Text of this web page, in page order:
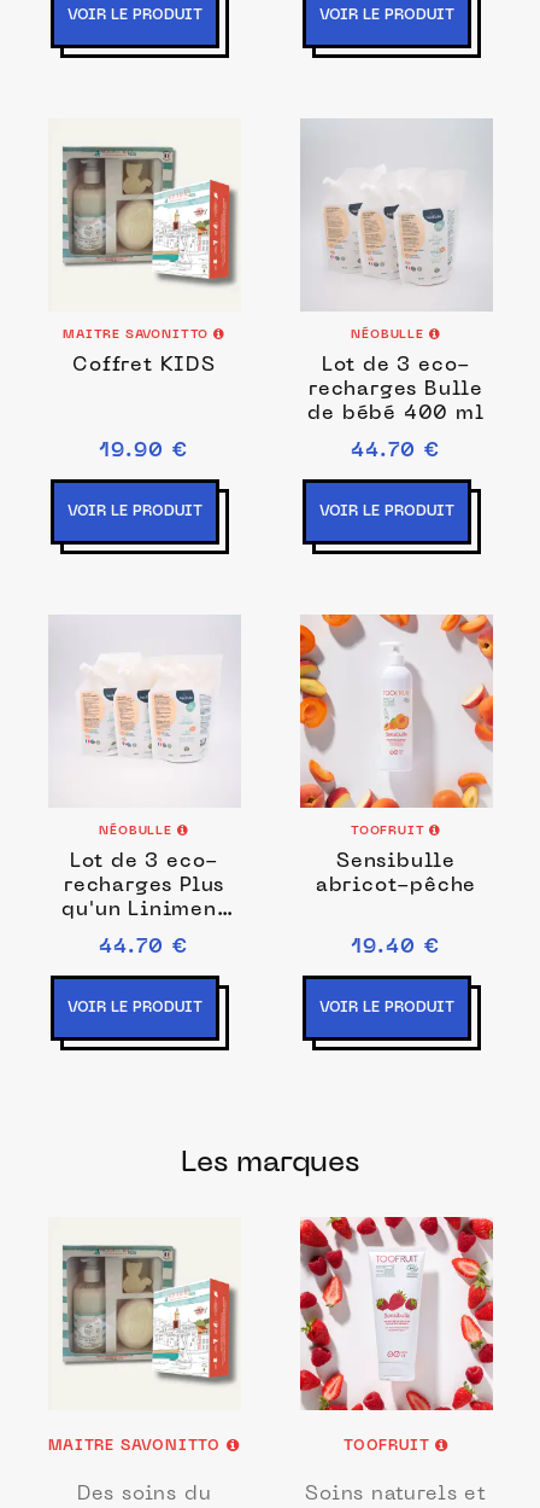
VOIR LE PRODUIT VOIR LE PRODUIT
MAITRE SAVONITTO
Coffret KIDS
19.90 €
VOIR LE PRODUIT
NÉOBULLE
Lot de 3 eco-
recharges Bulle
de bébé 400 ml
44.70 €
VOIR LE PRODUIT
NÉOBULLE
Lot de 3 eco-
recharges Plus
qu'un Liniment
400 ml
44.70 €
VOIR LE PRODUIT
TOOFRUIT
Sensibulle
abricot-pêche
19.40 €
VOIR LE PRODUIT
Les marques
MAITRE SAVONITTO
Des soins du
TOOFRUIT
Soins naturels et